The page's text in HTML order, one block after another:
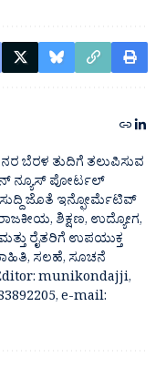
ಬೆರಳ ತುದಿಗೆ ತಲುಪಿಸುವ
ನ್ಯೂಸ್ ಪೋರ್ಟಲ್
ಜೊತೆ ಇನ್ಫೋರ್ಮೆಟಿವ್
ಶಿಕ್ಷಣ, ಉದ್ಯೋಗ,
ರೈತರಿಗೆ ಉಪಯುಕ್ತ
ಸಲಹೆ, ಸೂಚನೆ
munikondajji,
e-mail: